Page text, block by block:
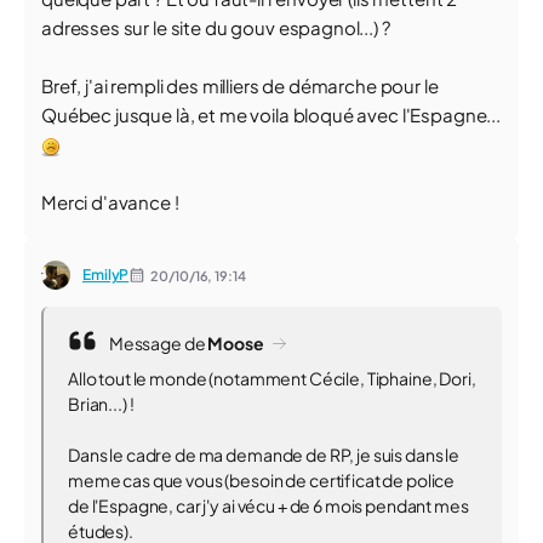
adresses sur le site du gouv espagnol...) ?
Bref, j'ai rempli des milliers de démarche pour le
Québec jusque là, et me voila bloqué avec l'Espagne...
Merci d'avance !
EmilyP 20/10/16,19:14
Message deMoose
Allo tout le monde (notamment Cécile, Tiphaine, Dori,
Brian...) !
Dans le cadre de ma demande de RP, je suis dans le
meme cas que vous (besoin de certificat de police
de l'Espagne, car j'y ai vécu + de 6 mois pendant mes
études).